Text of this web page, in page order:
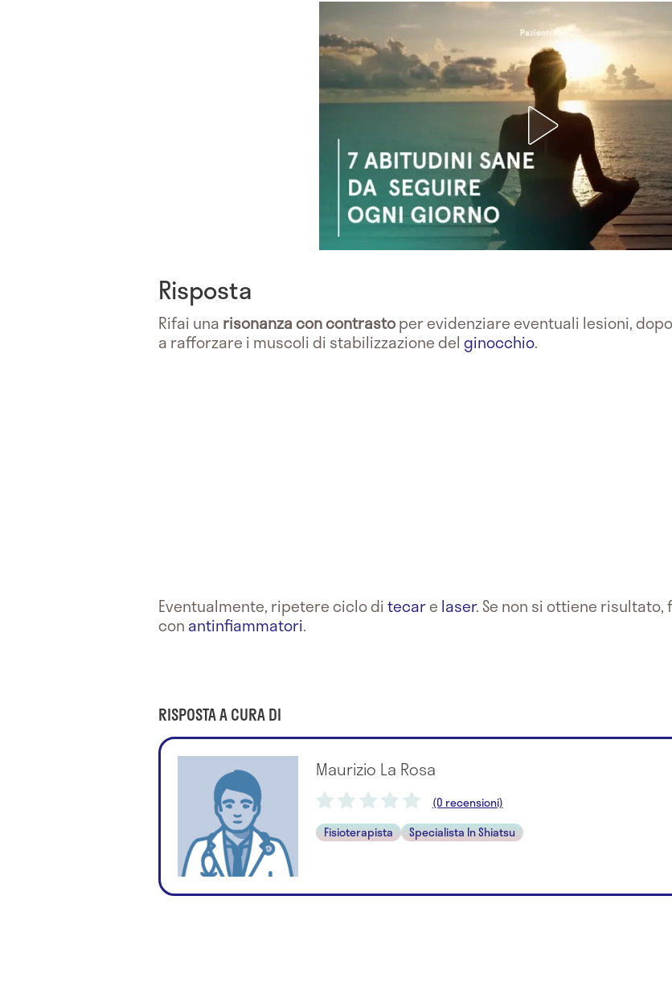
Risposta
Rifai una risonanza con contrastoper evidenziare eventuali lesioni,
a rafforzare i muscoli di stabilizzazione del ginocchio.
Eventualmente, ripetere ciclo ditecare laser. Se non si ottiene risultato,
con antinfiammatori.
RISPOSTA A CURA DI
Maurizio La Rosa
(0 recensioni)
Fisioterapista
Specialista In Shiatsu